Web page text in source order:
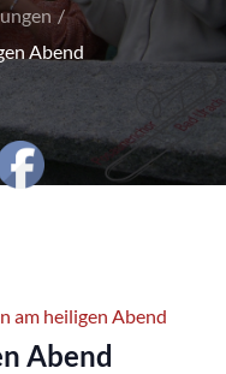
Abend
am heiligen Abend
Abend